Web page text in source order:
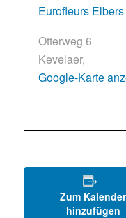
Eurofleurs
Otterweg 6
Kevelaer,
Google-Karte
Zum Kalender
hinzufügen